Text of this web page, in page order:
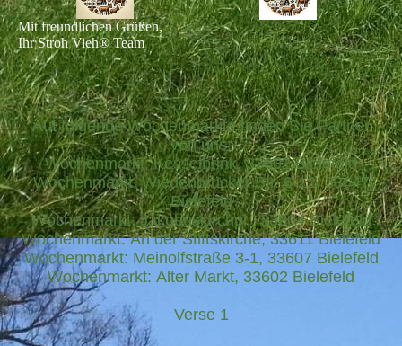
Mit freundlichen Grüßen,
Ihr Stroh Vieh® Team
Auf folgende Wochenmärkte finden Sie Partner
von uns:
Wochenmarkt: Kesselbrink, 33602 Bielefeld
Wochenmarkt: Wiedenbrücker Str. 6-12, 33647
Bielefeld
Wochenmarkt: Jakobuskirchpl., 33604 Bielefeld
Wochenmarkt: An der Stiftskirche, 33611 Bielefeld
Wochenmarkt: Meinolfstraße 3-1, 33607 Bielefeld
Wochenmarkt: Alter Markt, 33602 Bielefeld
Verse 1